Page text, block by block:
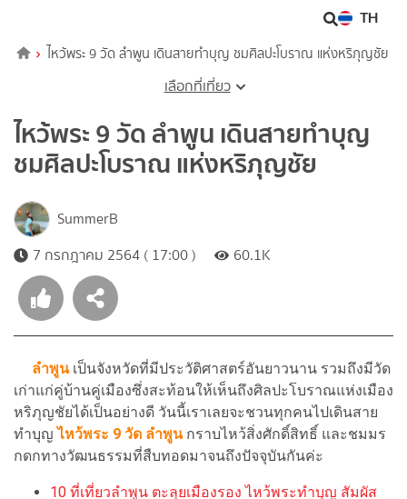
TH
ไหว้พระ 9 วัด ลำพูน เดินสายทำบุญ ชมศิลปะโบราณ แห่งหริภุญชัย
เลือกที่เที่ยว
ไหว้พระ 9 วัด ลำพูน เดินสายทำบุญ
ชมศิลปะโบราณ แห่งหริภุญชัย
SummerB
7 กรกฎาคม 2564 ( 17:00 )
60.1K
ลำพูน เป็นจังหวัดที่มีประวัติศาสตร์อันยาวนาน รวมถึงมีวัด
เก่าแก่คู่บ้านคู่เมืองซึ่งสะท้อนให้เห็นถึงศิลปะโบราณแห่งเมือง
หริภุญชัยได้เป็นอย่างดี วันนี้เราเลยจะชวนทุกคนไปเดินสาย
ทำบุญ ไหว้พระ 9 วัด ลำพูนกราบไหว้สิ่งศักดิ์สิทธิ์ และชมมร
กดกทางวัฒนธรรมที่สืบทอดมาจนถึงปัจจุบันกันค่ะ
10 ที่เที่ยวลำพูน ตะลุยเมืองรอง ไหว้พระทำบุญ สัมผัส